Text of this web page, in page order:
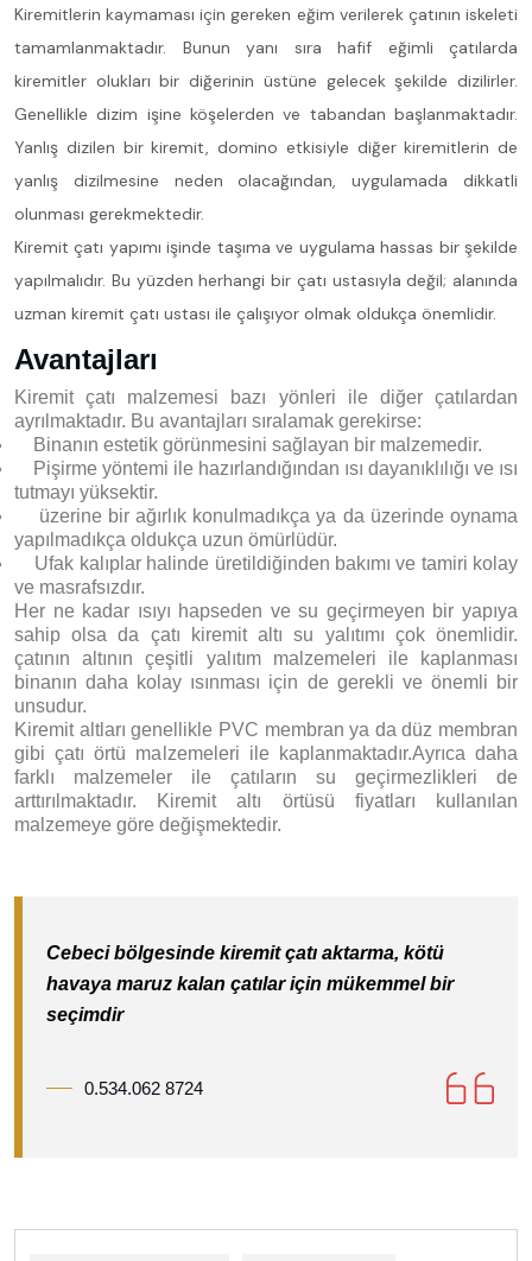
Kiremitlerin kaymaması için gereken eğim verilerek çatının iskeleti
tamamlanmaktadır. Bunun yanı sıra hafif eğimli çatılarda
kiremitler olukları bir diğerinin üstüne gelecek şekilde dizilirler.
Genellikle dizim işine köşelerden ve tabandan başlanmaktadır.
Yanlış dizilen bir kiremit, domino etkisiyle diğer kiremitlerin de
yanlış dizilmesine neden olacağından, uygulamada dikkatli
olunması gerekmektedir.
Kiremit çatı yapımı işinde taşıma ve uygulama hassas bir şekilde
yapılmalıdır. Bu yüzden herhangi bir çatı ustasıyla değil; alanında
uzman kiremit çatı ustası ile çalışıyor olmak oldukça önemlidir.
Avantajları
Kiremit çatı malzemesi bazı yönleri ile diğer çatılardan
ayrılmaktadır. Bu avantajları sıralamak gerekirse:
Binanın estetik görünmesini sağlayan bir malzemedir.
Pişirme yöntemi ile hazırlandığından ısı dayanıklılığı ve ısı
tutmayı yüksektir.
üzerine bir ağırlık konulmadıkça ya da üzerinde oynama
yapılmadıkça oldukça uzun ömürlüdür.
Ufak kalıplar halinde üretildiğinden bakımı ve tamiri kolay
ve masrafsızdır.
Her ne kadar ısıyı hapseden ve su geçirmeyen bir yapıya
sahip olsa da çatı kiremit altı su yalıtımı çok önemlidir.
çatının altının çeşitli yalıtım malzemeleri ile kaplanması
binanın daha kolay ısınması için de gerekli ve önemli bir
unsudur.
Kiremit altları genellikle PVC membran ya da düz membran
gibi çatı örtü malzemeleri ile kaplanmaktadır.Ayrıca daha
farklı malzemeler ile çatıların su geçirmezlikleri de
arttırılmaktadır. Kiremit altı örtüsü fiyatları kullanılan
malzemeye göre değişmektedir.
Cebeci bölgesinde kiremit çatı aktarma, kötü
havaya maruz kalan çatılar için mükemmel bir
seçimdir
0.534.062 8724